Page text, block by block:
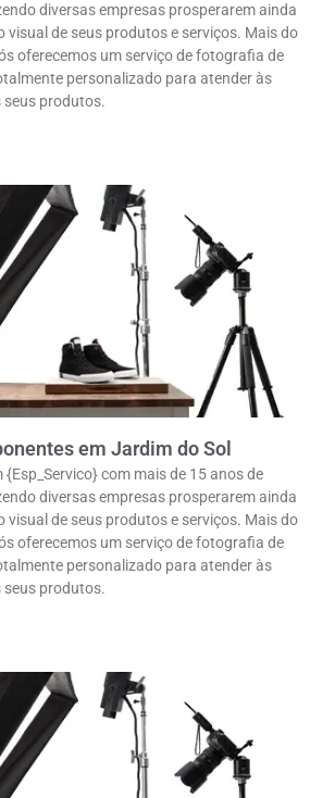
diversas empresas prosperarem ainda
visual de seus produtos e serviços. Mais do
oferecemos um serviço de fotografia de
personalizado para atender às
seus produtos.
em Jardim do Sol
com mais de 15 anos de
diversas empresas prosperarem ainda
visual de seus produtos e serviços. Mais do
oferecemos um serviço de fotografia de
personalizado para atender às
seus produtos.